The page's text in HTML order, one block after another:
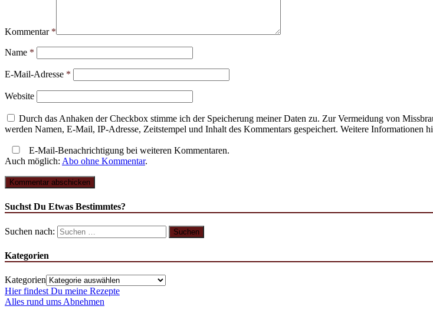
Kommentar *
Name *
E-Mail-Adresse *
Website
Durch das Anhaken der Checkbox stimme ich der Speicherung meiner Daten zu. Zur Vermeidung von
werden Namen, E-Mail, IP-Adresse, Zeitstempel und Inhalt des Kommentars gespeichert. Weitere Informationen
E-Mail-Benachrichtigung bei weiteren Kommentaren.
Auch möglich: Abo ohne Kommentar.
Suchst Du Etwas Bestimmtes?
Suchen nach:
Kategorien
Kategorien
Hier findest Du meine Rezepte
Alles rund ums Abnehmen